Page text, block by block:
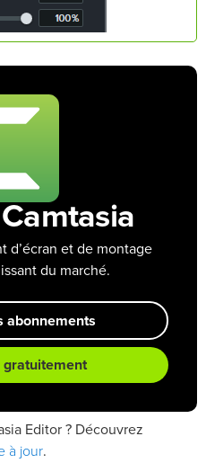
d’écran et de montage
du marché.
abonnements
gratuitement
Editor ? Découvrez
à jour.